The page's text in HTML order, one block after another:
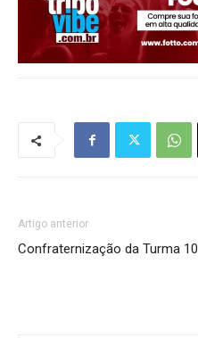
Artigo anterior
Confraternização da Turma 10